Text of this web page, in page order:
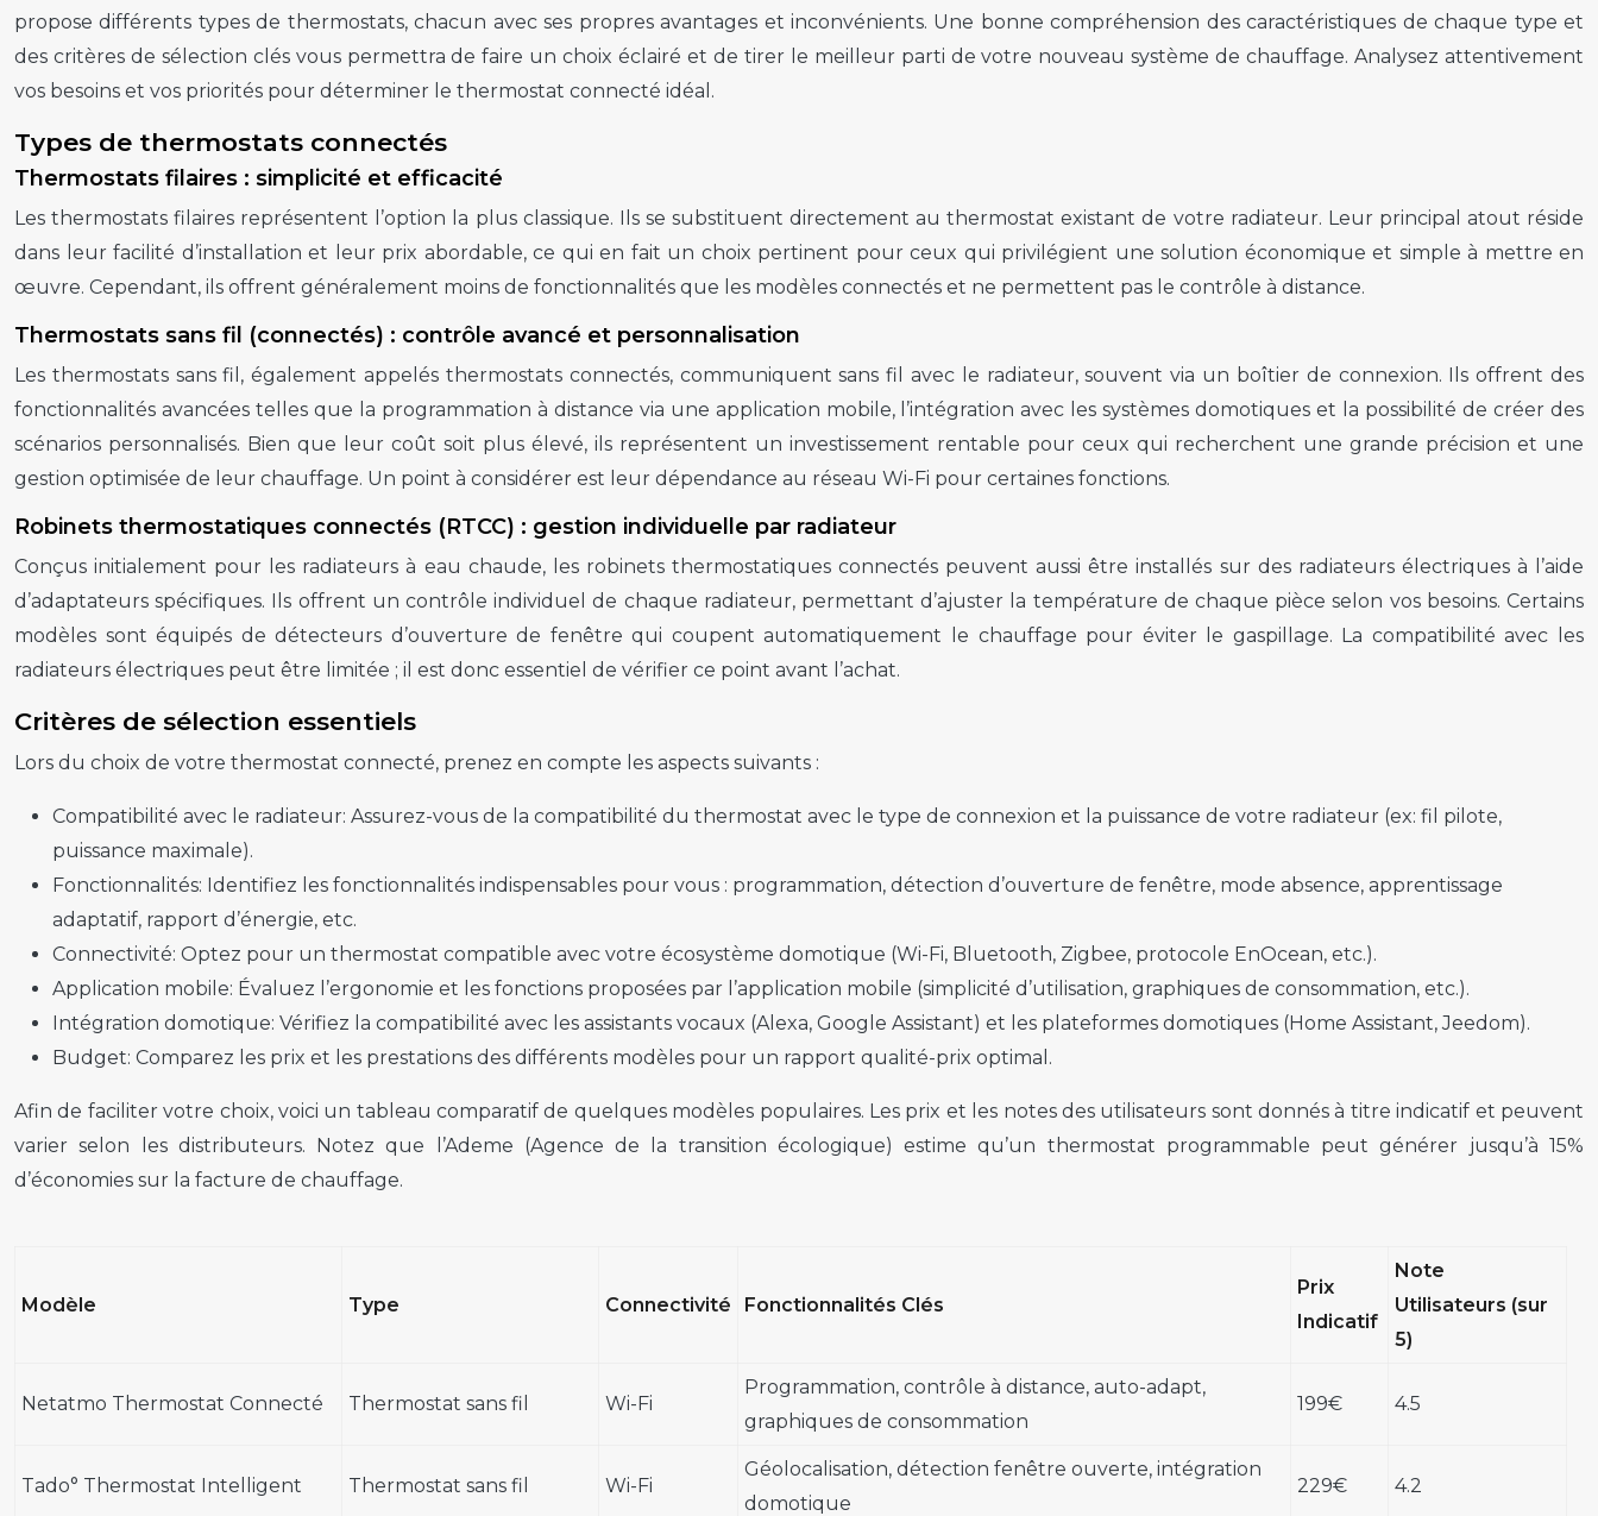
propose différents types de thermostats, chacun avec ses propres avantages et inconvénients. Une bonne compréhension des caractéristiques de chaque type et
des critères de sélection clés vous permettra de faire un choix éclairé et de tirer le meilleur parti de votre nouveau système de chauffage. Analysez attentivement
vos besoins et vos priorités pour déterminer le thermostat connecté idéal.
Types de thermostats connectés
Thermostats filaires : simplicité et efficacité
Les thermostats filaires représentent l’option la plus classique. Ils se substituent directement au thermostat existant de votre radiateur. Leur principal atout réside
dans leur facilité d’installation et leur prix abordable, ce qui en fait un choix pertinent pour ceux qui privilégient une solution économique et simple à mettre en
œuvre. Cependant, ils offrent généralement moins de fonctionnalités que les modèles connectés et ne permettent pas le contrôle à distance.
Thermostats sans fil (connectés) : contrôle avancé et personnalisation
Les thermostats sans fil, également appelés thermostats connectés, communiquent sans fil avec le radiateur, souvent via un boîtier de connexion. Ils offrent des
fonctionnalités avancées telles que la programmation à distance via une application mobile, l’intégration avec les systèmes domotiques et la possibilité de créer des
scénarios personnalisés. Bien que leur coût soit plus élevé, ils représentent un investissement rentable pour ceux qui recherchent une grande précision et une
gestion optimisée de leur chauffage. Un point à considérer est leur dépendance au réseau Wi-Fi pour certaines fonctions.
Robinets thermostatiques connectés (RTCC) : gestion individuelle par radiateur
Conçus initialement pour les radiateurs à eau chaude, les robinets thermostatiques connectés peuvent aussi être installés sur des radiateurs électriques à l’aide
d’adaptateurs spécifiques. Ils offrent un contrôle individuel de chaque radiateur, permettant d’ajuster la température de chaque pièce selon vos besoins. Certains
modèles sont équipés de détecteurs d’ouverture de fenêtre qui coupent automatiquement le chauffage pour éviter le gaspillage. La compatibilité avec les
radiateurs électriques peut être limitée ; il est donc essentiel de vérifier ce point avant l’achat.
Critères de sélection essentiels
Lors du choix de votre thermostat connecté, prenez en compte les aspects suivants :
Compatibilité avec le radiateur: Assurez-vous de la compatibilité du thermostat avec le type de connexion et la puissance de votre radiateur (ex: fil pilote,
puissance maximale).
Fonctionnalités: Identifiez les fonctionnalités indispensables pour vous : programmation, détection d’ouverture de fenêtre, mode absence, apprentissage
adaptatif, rapport d’énergie, etc.
Connectivité: Optez pour un thermostat compatible avec votre écosystème domotique (Wi-Fi, Bluetooth, Zigbee, protocole EnOcean, etc.).
Application mobile: Évaluez l’ergonomie et les fonctions proposées par l’application mobile (simplicité d’utilisation, graphiques de consommation, etc.).
Intégration domotique: Vérifiez la compatibilité avec les assistants vocaux (Alexa, Google Assistant) et les plateformes domotiques (Home Assistant, Jeedom).
Budget: Comparez les prix et les prestations des différents modèles pour un rapport qualité-prix optimal.
Afin de faciliter votre choix, voici un tableau comparatif de quelques modèles populaires. Les prix et les notes des utilisateurs sont donnés à titre indicatif et peuvent
varier selon les distributeurs. Notez que l’Ademe (Agence de la transition écologique) estime qu’un thermostat programmable peut générer jusqu’à 15%
d’économies sur la facture de chauffage.
Modèle Type Connectivité Fonctionnalités Clés
Prix
Indicatif
Note
Utilisateurs (sur
5)
Netatmo Thermostat Connecté Thermostat sans fil Wi-Fi
Programmation, contrôle à distance, auto-adapt,
graphiques de consommation
199€ 4.5
Tado° Thermostat Intelligent Thermostat sans fil Wi-Fi
Géolocalisation, détection fenêtre ouverte, intégration
domotique
229€ 4.2